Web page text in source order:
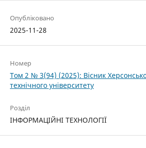
Опубліковано
2025-11-28
Номер
Том 2 № 3(94) (2025): Вісник
технічного університету
Розділ
ІНФОРМАЦІЙНІ ТЕХНОЛОГІЇ